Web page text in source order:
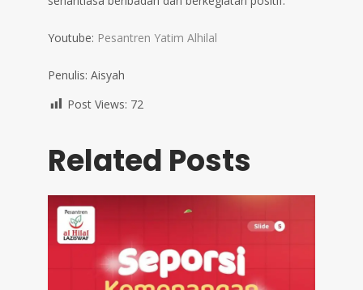
Youtube: Pesantren Yatim Alhilal
Penulis: Aisyah
Post Views: 72
Related Posts